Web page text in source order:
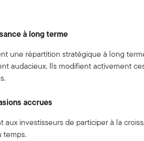
à long terme
une répartition stratégique à long
audacieux. Ils modifient activement
accrues
investisseurs de participer à la
temps.